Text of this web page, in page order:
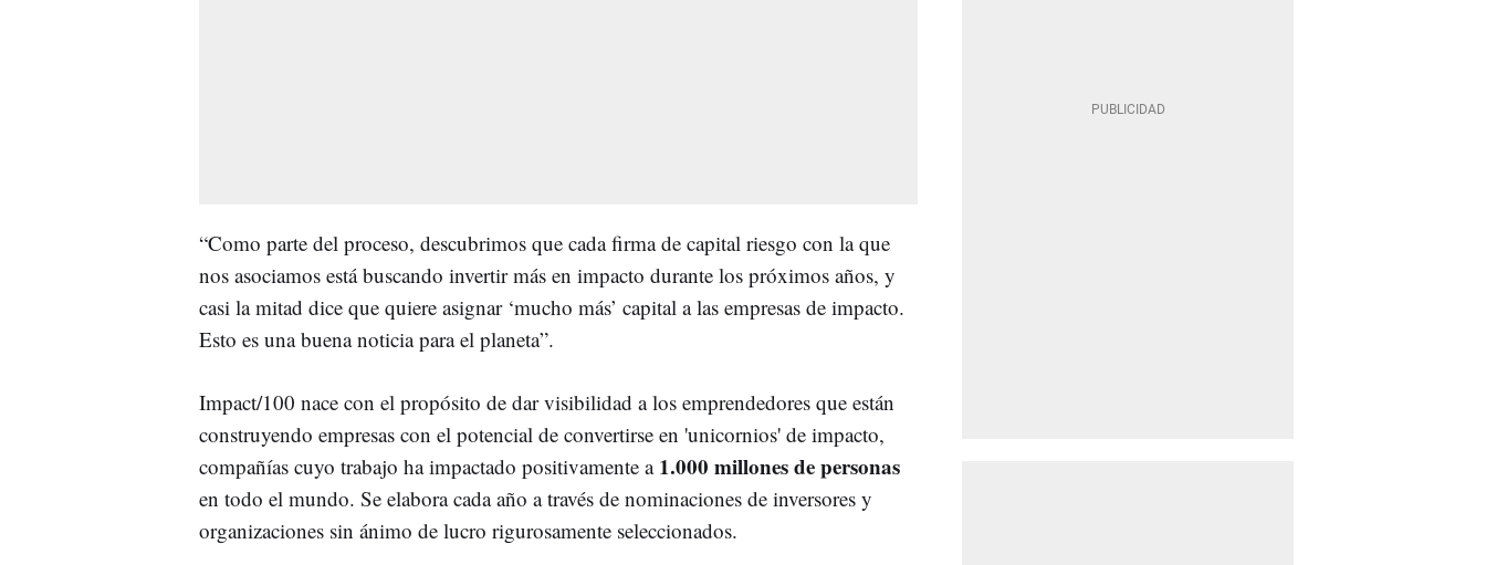
“Como parte del proceso, descubrimos que cada firma de capital riesgo con la que
nos asociamos está buscando invertir más en impacto durante los próximos años, y
casi la mitad dice que quiere asignar ‘mucho más’ capital a las empresas de impacto.
Esto es una buena noticia para el planeta”.
Impact/100 nace con el propósito de dar visibilidad a los emprendedores que están
construyendo empresas con el potencial de convertirse en 'unicornios' de impacto,
compañías cuyo trabajo ha impactado positivamente a 1.000 millones de personas
en todo el mundo. Se elabora cada año a través de nominaciones de inversores y
organizaciones sin ánimo de lucro rigurosamente seleccionados.